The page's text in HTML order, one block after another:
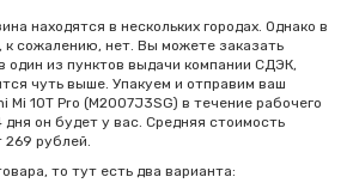
находятся в нескольких городах. Однако в
к сожалению, нет. Вы можете заказать
один из пунктов выдачи компании СДЭК,
чуть выше. Упакуем и отправим ваш
Mi 10T Pro (M2007J3SG) в течение рабочего
он будет у вас. Средняя стоимость
269 рублей.
то тут есть два варианта: